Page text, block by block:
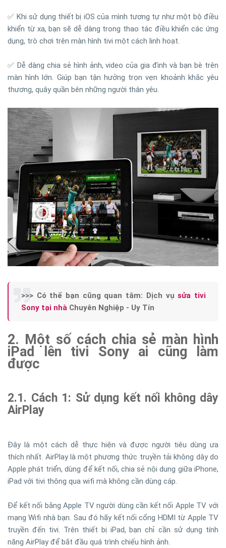
✅ Khi sử dụng thiết bị iOS của mình tương tự như một bộ điều
khiển từ xa, bạn sẽ dễ dàng trong thao tác điều khiển các ứng
dụng, trò chơi trên màn hình tivi một cách linh hoạt.
✅ Dễ dàng chia sẻ hình ảnh, video của gia đình và bạn bè trên
màn hình lớn. Giúp bạn tận hưởng trọn vẹn khoảnh khắc yêu
thương, quây quần bên những người thân yêu.
>>> Có thể bạn cũng quan tâm: Dịch vụsửa tivi
Sony tại nhà Chuyên Nghiệp - Uy Tín
2. Một số cách chia sẻ màn hình
iPad lên tivi Sony ai cũng làm
được
2.1. Cách 1: Sử dụng kết nối không dây
AirPlay
Đây là một cách dễ thực hiện và được người tiêu dùng ưa
thích nhất. AirPlay là một phương thức truyền tải không dây do
Apple phát triển, dùng để kết nối, chia sẻ nội dung giữa iPhone,
iPad với tivi thông qua wifi mà không cần dùng cáp.
Để kết nối bằng Apple TV người dùng cần kết nối Apple TV với
mạng Wifi nhà bạn. Sau đó hãy kết nối cổng HDMI từ Apple TV
truyền đến tivi. Trên thiết bị iPad, bạn chỉ cần sử dụng tính
năng AirPlay để bắt đầu quá trình chiếu hình ảnh.